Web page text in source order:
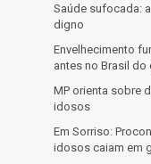
Saúde sufocada:
digno
Envelhecimento
antes no Brasil do
MP orienta sobre
idosos
Em Sorriso:
idosos caiam em